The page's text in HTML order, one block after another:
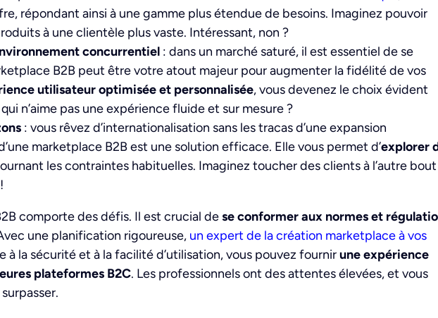
répondant ainsi à une gamme plus étendue de besoins. Imaginez pouvoir
à une clientèle plus vaste. Intéressant, non ?
concurrentiel : dans un marché saturé, il est essentiel de se
B2B peut être votre atout majeur pour augmenter la fidélité de vos
utilisateur optimisée et personnalisée, vous devenez le choix évident
n’aime pas une expérience fluide et sur mesure ?
: vous rêvez d’internationalisation sans les tracas d’une expansion
marketplace B2B est une solution efficace. Elle vous permet d’explorer
les contraintes habituelles. Imaginez toucher des clients à l’autre
comporte des défis. Il est crucial dese conformer aux normes et
une planification rigoureuse, un expert de la création marketplace à vos
la sécurité et à la facilité d’utilisation, vous pouvez fournirune expérience
plateformes B2C. Les professionnels ont des attentes élevées, et vous